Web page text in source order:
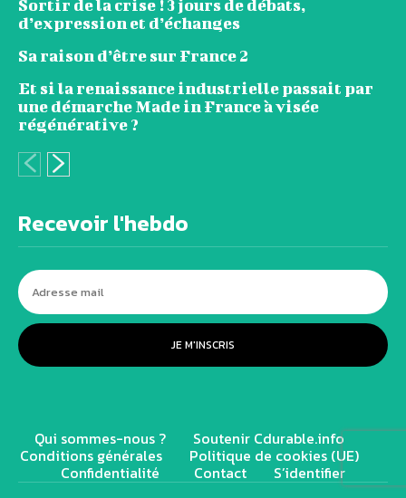
Sortir de la crise ! 3 jours de débats,
d’expression et d’échanges
Sa raison d’être sur France 2
Et si la renaissance industrielle passait par
une démarche Made in France à visée
régénérative ?
Recevoir l'hebdo
JE M'INSCRIS
Qui sommes-nous ? Soutenir Cdurable.info
Conditions générales Politique de cookies (UE)
Confidentialité Contact S’identifier